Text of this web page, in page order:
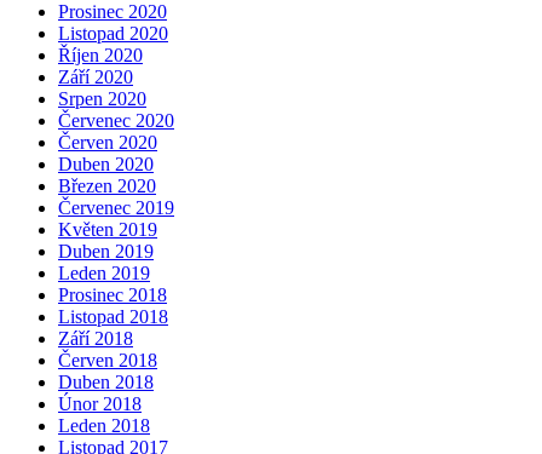
Prosinec 2020
Listopad 2020
Říjen 2020
Září 2020
Srpen 2020
Červenec 2020
Červen 2020
Duben 2020
Březen 2020
Červenec 2019
Květen 2019
Duben 2019
Leden 2019
Prosinec 2018
Listopad 2018
Září 2018
Červen 2018
Duben 2018
Únor 2018
Leden 2018
Listopad 2017